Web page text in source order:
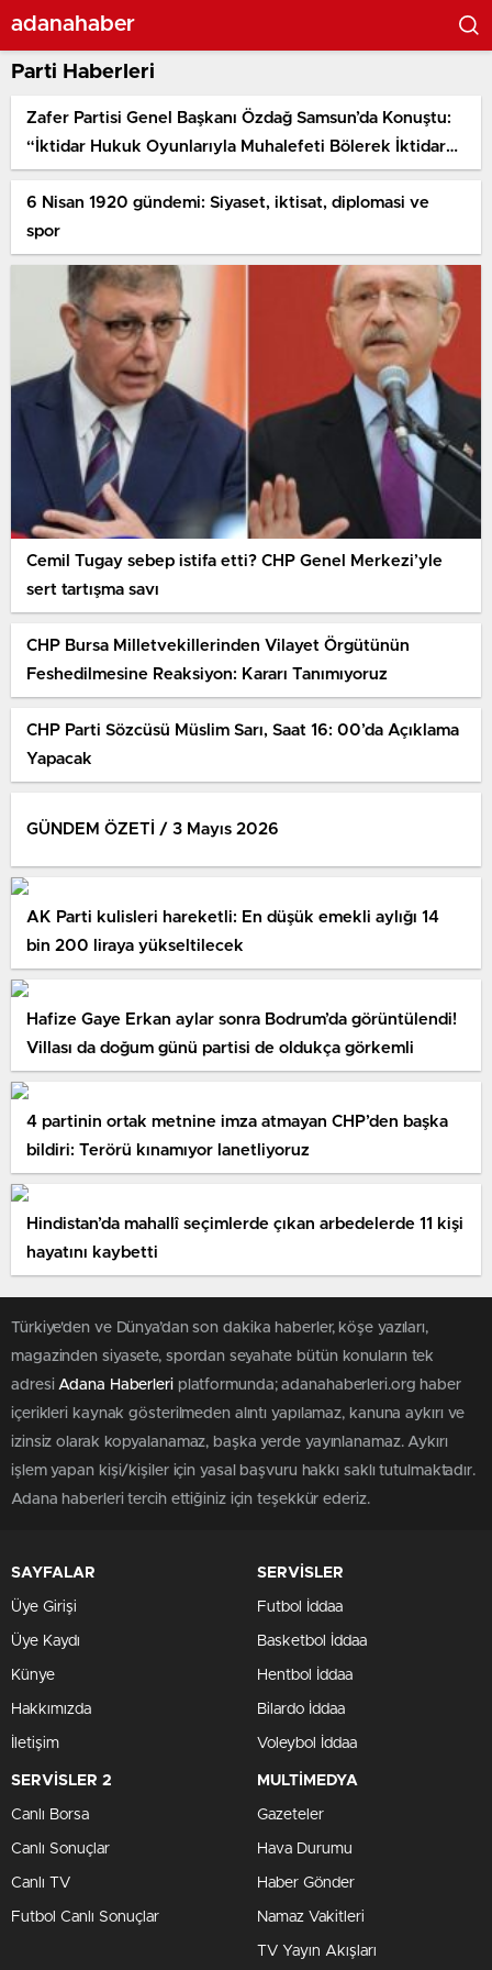
adanahaber
Parti Haberleri
Zafer Partisi Genel Başkanı Özdağ Samsun’da Konuştu:
“İktidar Hukuk Oyunlarıyla Muhalefeti Bölerek İktidarda
Kalma Stratejisi İzliyor”
6 Nisan 1920 gündemi: Siyaset, iktisat, diplomasi ve
spor
Cemil Tugay sebep istifa etti? CHP Genel Merkezi’yle
sert tartışma savı
CHP Bursa Milletvekillerinden Vilayet Örgütünün
Feshedilmesine Reaksiyon: Kararı Tanımıyoruz
CHP Parti Sözcüsü Müslim Sarı, Saat 16: 00’da Açıklama
Yapacak
GÜNDEM ÖZETİ / 3 Mayıs 2026
AK Parti kulisleri hareketli: En düşük emekli aylığı 14
bin 200 liraya yükseltilecek
Hafize Gaye Erkan aylar sonra Bodrum’da görüntülendi!
Villası da doğum günü partisi de oldukça görkemli
4 partinin ortak metnine imza atmayan CHP’den başka
bildiri: Terörü kınamıyor lanetliyoruz
Hindistan’da mahallî seçimlerde çıkan arbedelerde 11 kişi
hayatını kaybetti
Türkiye'den ve Dünya’dan son dakika haberler, köşe yazıları,
magazinden siyasete, spordan seyahate bütün konuların tek
adresiAdana Haberleriplatformunda; adanahaberleri.org haber
içerikleri kaynak gösterilmeden alıntı yapılamaz, kanuna aykırı ve
izinsiz olarak kopyalanamaz, başka yerde yayınlanamaz. Aykırı
işlem yapan kişi/kişiler için yasal başvuru hakkı saklı tutulmaktadır.
Adana haberleri tercih ettiğiniz için teşekkür ederiz.
SAYFALAR
Üye Girişi
Üye Kaydı
Künye
Hakkımızda
İletişim
SERVİSLER
Futbol İddaa
Basketbol İddaa
Hentbol İddaa
Bilardo İddaa
Voleybol İddaa
SERVİSLER 2
Canlı Borsa
Canlı Sonuçlar
Canlı TV
Futbol Canlı Sonuçlar
MULTİMEDYA
Gazeteler
Hava Durumu
Haber Gönder
Namaz Vakitleri
TV Yayın Akışları